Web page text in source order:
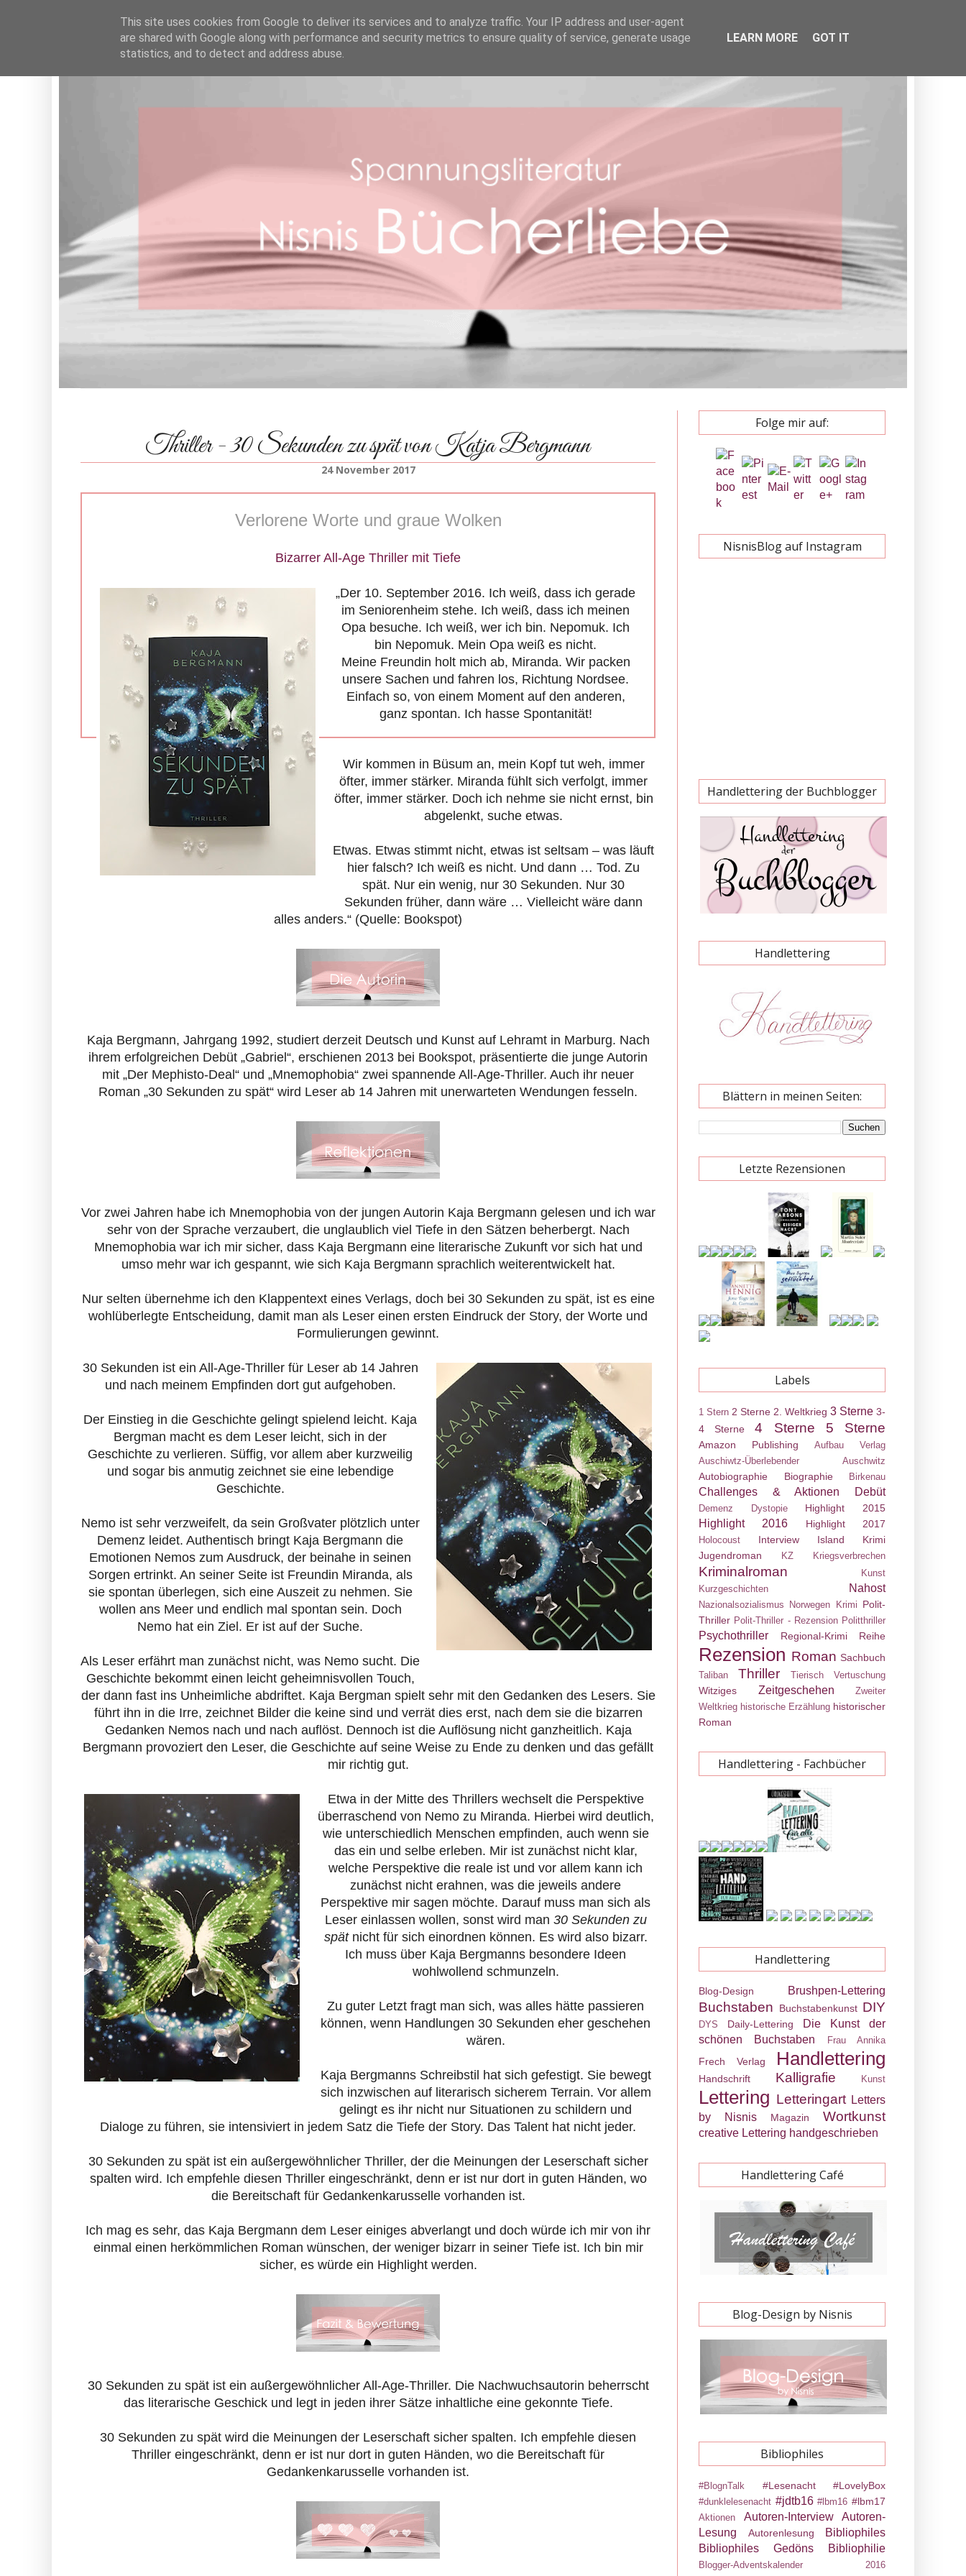
Thriller - 30 Sekunden zu spät von Katja Bergmann
24 November 2017
Verlorene Worte und graue Wolken
Bizarrer All-Age Thriller mit Tiefe
„Der 10. September 2016. Ich weiß, dass ich gerade
im Seniorenheim stehe. Ich weiß, dass ich meinen
Opa besuche. Ich weiß, wer ich bin. Nepomuk. Ich
bin Nepomuk. Mein Opa weiß es nicht.
Meine Freundin holt mich ab, Miranda. Wir packen
unsere Sachen und fahren los, Richtung Nordsee.
Einfach so, von einem Moment auf den anderen,
ganz spontan. Ich hasse Spontanität!
Wir kommen in Büsum an, mein Kopf tut weh, immer
öfter, immer stärker. Miranda fühlt sich verfolgt, immer
öfter, immer stärker. Doch ich nehme sie nicht ernst, bin
abgelenkt, suche etwas.
Etwas. Etwas stimmt nicht, etwas ist seltsam – was läuft
hier falsch? Ich weiß es nicht. Und dann … Tod. Zu
spät. Nur ein wenig, nur 30 Sekunden. Nur 30
Sekunden früher, dann wäre … Vielleicht wäre dann
alles anders.“ (Quelle: Bookspot)
Kaja Bergmann, Jahrgang 1992, studiert derzeit Deutsch und Kunst auf Lehramt in Marburg. Nach
ihrem erfolgreichen Debüt „Gabriel“, erschienen 2013 bei Bookspot, präsentierte die junge Autorin
mit „Der Mephisto-Deal“ und „Mnemophobia“ zwei spannende All-Age-Thriller. Auch ihr neuer
Roman „30 Sekunden zu spät“ wird Leser ab 14 Jahren mit unerwarteten Wendungen fesseln.
Vor zwei Jahren habe ich Mnemophobia von der jungen Autorin Kaja Bergmann gelesen und ich war
sehr von der Sprache verzaubert, die unglaublich viel Tiefe in den Sätzen beherbergt. Nach
Mnemophobia war ich mir sicher, dass Kaja Bergmann eine literarische Zukunft vor sich hat und
umso mehr war ich gespannt, wie sich Kaja Bergmann sprachlich weiterentwickelt hat.
Nur selten übernehme ich den Klappentext eines Verlags, doch bei 30 Sekunden zu spät, ist es eine
wohlüberlegte Entscheidung, damit man als Leser einen ersten Eindruck der Story, der Worte und
Formulierungen gewinnt.
30 Sekunden ist ein All-Age-Thriller für Leser ab 14 Jahren
und nach meinem Empfinden dort gut aufgehoben.
Der Einstieg in die Geschichte gelingt spielend leicht. Kaja
Bergman macht es dem Leser leicht, sich in der
Geschichte zu verlieren. Süffig, vor allem aber kurzweilig
und sogar bis anmutig zeichnet sie eine lebendige
Geschichte.
Nemo ist sehr verzweifelt, da sein Großvater plötzlich unter
Demenz leidet. Authentisch bringt Kaja Bergmann die
Emotionen Nemos zum Ausdruck, der beinahe in seinen
Sorgen ertrinkt. An seiner Seite ist Freundin Miranda, als
sie spontan überlegen, sich eine Auszeit zu nehmen. Sie
wollen ans Meer und endlich mal spontan sein. Doch
Nemo hat ein Ziel. Er ist auf der Suche.
Als Leser erfährt man zunächst nicht, was Nemo sucht. Die
Geschichte bekommt einen leicht geheimnisvollen Touch,
der dann fast ins Unheimliche abdriftet. Kaja Bergman spielt sehr mit den Gedanken des Lesers. Sie
führt ihn in die Irre, zeichnet Bilder die keine sind und verrät dies erst, nach dem sie die bizarren
Gedanken Nemos nach und nach auflöst. Dennoch ist die Auflösung nicht ganzheitlich. Kaja
Bergmann provoziert den Leser, die Geschichte auf seine Weise zu Ende zu denken und das gefällt
mir richtig gut.
Etwa in der Mitte des Thrillers wechselt die Perspektive
überraschend von Nemo zu Miranda. Hierbei wird deutlich,
wie unterschiedlich Menschen empfinden, auch wenn sie
das ein und selbe erleben. Mir ist zunächst nicht klar,
welche Perspektive die reale ist und vor allem kann ich
zunächst nicht erahnen, was die jeweils andere
Perspektive mir sagen möchte. Darauf muss man sich als
Leser einlassen wollen, sonst wird man 30 Sekunden zu
spätnicht für sich einordnen können. Es wird also bizarr.
Ich muss über Kaja Bergmanns besondere Ideen
wohlwollend schmunzeln.
Zu guter Letzt fragt man sich, was alles hätte passieren
können, wenn Handlungen 30 Sekunden eher geschehen
wären.
Kaja Bergmanns Schreibstil hat sich gefestigt. Sie bewegt
sich inzwischen auf literarisch sicherem Terrain. Vor allem
gelingt es ihr nicht nur Situationen zu schildern und
Dialoge zu führen, sie intensiviert in jedem Satz die Tiefe der Story. Das Talent hat nicht jeder.
30 Sekunden zu spät ist ein außergewöhnlicher Thriller, der die Meinungen der Leserschaft sicher
spalten wird. Ich empfehle diesen Thriller eingeschränkt, denn er ist nur dort in guten Händen, wo
die Bereitschaft für Gedankenkarusselle vorhanden ist.
Ich mag es sehr, das Kaja Bergmann dem Leser einiges abverlangt und doch würde ich mir von ihr
einmal einen herkömmlichen Roman wünschen, der weniger bizarr in seiner Tiefe ist. Ich bin mir
sicher, es würde ein Highlight werden.
30 Sekunden zu spät ist ein außergewöhnlicher All-Age-Thriller. Die Nachwuchsautorin beherrscht
das literarische Geschick und legt in jeden ihrer Sätze inhaltliche eine gekonnte Tiefe.
30 Sekunden zu spät wird die Meinungen der Leserschaft sicher spalten. Ich empfehle diesen
Thriller eingeschränkt, denn er ist nur dort in guten Händen, wo die Bereitschaft für
Gedankenkarusselle vorhanden ist.
Folge mir auf:
NisnisBlog auf Instagram
Handlettering der Buchblogger
Handlettering
Blättern in meinen Seiten:
Letzte Rezensionen
Labels
1 Stern 2 Sterne 2. Weltkrieg 3 Sterne 3-
4 Sterne
4 Sterne 5 Sterne
Amazon Publishing
Aufbau Verlag
Auschiwtz-Überlebender
Auschwitz
Autobiographie Biographie Birkenau
Challenges & Aktionen Debüt
Demenz Dystopie Highlight 2015
Highlight 2016 Highlight 2017
Holocoust Interview
Island Krimi
Jugendroman
KZ Kriegsverbrechen
Kriminalroman
Kunst
Kurzgeschichten
Nahost
Nazionalsozialismus Norwegen Krimi Polit-
Thriller Polit-Thriller - Rezension Politthriller
Psychothriller Regional-Krimi Reihe
Rezension Roman Sachbuch
Taliban Thriller Tierisch Vertuschung
Witziges Zeitgeschehen
Zweiter
Weltkrieg historische Erzählung historischer
Roman
Handlettering - Fachbücher
Handlettering
Blog-Design Brushpen-Lettering
Buchstaben Buchstabenkunst DIY
DYS Daily-Lettering
Die Kunst der
schönen Buchstaben
Frau Annika
Frech Verlag Handlettering
Handschrift Kalligrafie Kunst
Lettering Letteringart Letters
by Nisnis
Magazin Wortkunst
creative Lettering handgeschrieben
Handlettering Café
Blog-Design by Nisnis
Bibliophiles
#BlognTalk #Lesenacht #LovelyBox
#dunklelesenacht #jdtb16 #lbm16 #lbm17
Aktionen Autoren-Interview
Autoren-
Lesung
Autorenlesung
Bibliophiles
Bibliophiles Gedöns
Bibliophilie
Blogger-Adventskalender 2016
This site uses cookies from Google to deliver its services and to analyze traffic. Your IP address and user-agent
are shared with Google along with performance and security metrics to ensure quality of service, generate usage
statistics, and to detect and address abuse.
LEARN MORE GOT IT